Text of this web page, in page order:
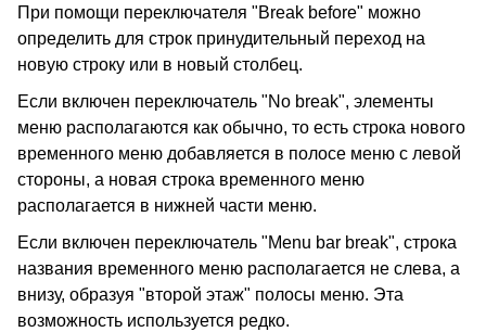
При помощи переключателя "Break before" можно
определить для строк принудительный переход на
новую строку или в новый столбец.
Если включен переключатель "No break", элементы
меню располагаются как обычно, то есть строка нового
временного меню добавляется в полосе меню с левой
стороны, а новая строка временного меню
располагается в нижней части меню.
Если включен переключатель "Menu bar break", строка
названия временного меню располагается не слева, а
внизу, образуя "второй этаж" полосы меню. Эта
возможность используется редко.